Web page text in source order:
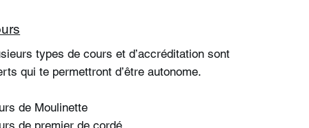
types de cours et d’accréditation sont
qui te permettront d’être autonome.
de Moulinette
de premier de cordé